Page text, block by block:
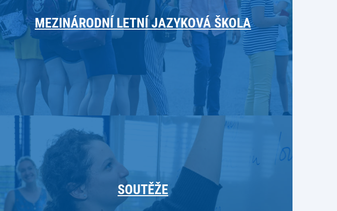
MEZINÁRODNÍ LETNÍ JAZYKOVÁ ŠKOLA
SOUTĚŽE